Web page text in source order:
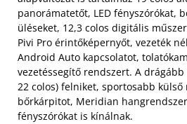
panorámatetőt, LED fényszórókat,
üléseket, 12,3 colos digitális
Pivi Pro érintőképernyőt, vezeték
Android Auto kapcsolatot,
vezetéssegítő rendszert. A
22 colos) felniket, sportosabb
bőrkárpitot, Meridian
fényszórókat is kínálnak.